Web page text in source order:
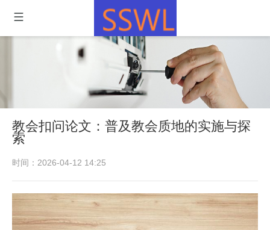
教会扣问论文：普及教会质地的实施与探
索
时间：2026-04-12 14:25